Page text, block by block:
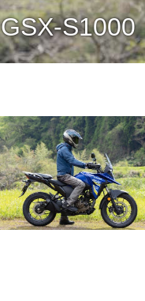
GSX-S1000